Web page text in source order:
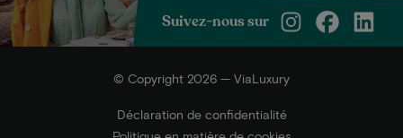
Suivez-nous sur
© Copyright 2026 — ViaLuxury
Déclaration de confidentialité